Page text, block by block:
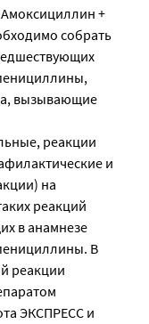
+
собрать
вызывающие
реакции
и
на
реакций
в анамнезе
В
реакции
ЭКСПРЕСС и